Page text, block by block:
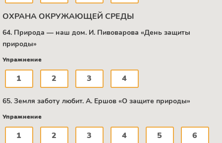
ОХРАНА ОКРУЖАЮЩЕЙ СРЕДЫ
64. Природа — наш дом. И. Пивоварова «День защиты
природы»
Упражнение
1 2 3 4
65. Земля заботу любит. A. Ершов «О защите природы»
Упражнение
1 2 3 4 5 6